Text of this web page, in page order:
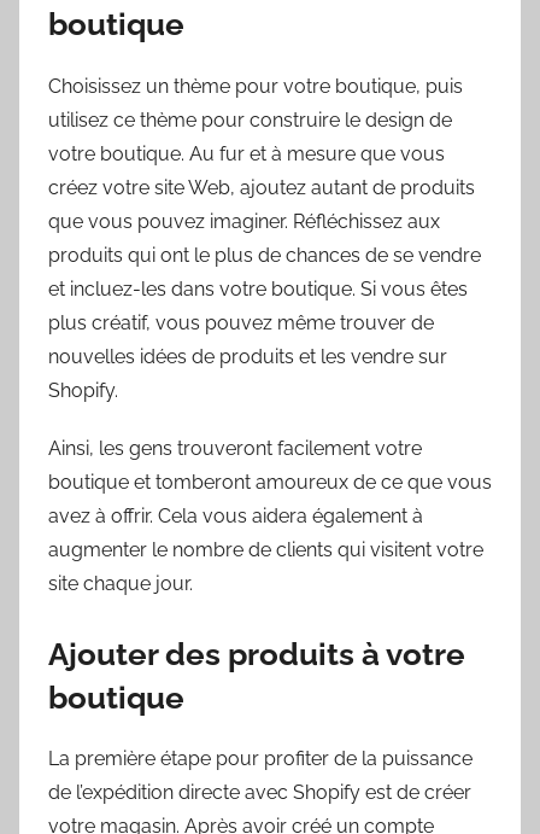
boutique
Choisissez un thème pour votre boutique, puis
utilisez ce thème pour construire le design de
votre boutique. Au fur et à mesure que vous
créez votre site Web, ajoutez autant de produits
que vous pouvez imaginer. Réfléchissez aux
produits qui ont le plus de chances de se vendre
et incluez-les dans votre boutique. Si vous êtes
plus créatif, vous pouvez même trouver de
nouvelles idées de produits et les vendre sur
Shopify.
Ainsi, les gens trouveront facilement votre
boutique et tomberont amoureux de ce que vous
avez à offrir. Cela vous aidera également à
augmenter le nombre de clients qui visitent votre
site chaque jour.
Ajouter des produits à votre
boutique
La première étape pour profiter de la puissance
de l’expédition directe avec Shopify est de créer
votre magasin. Après avoir créé un compte